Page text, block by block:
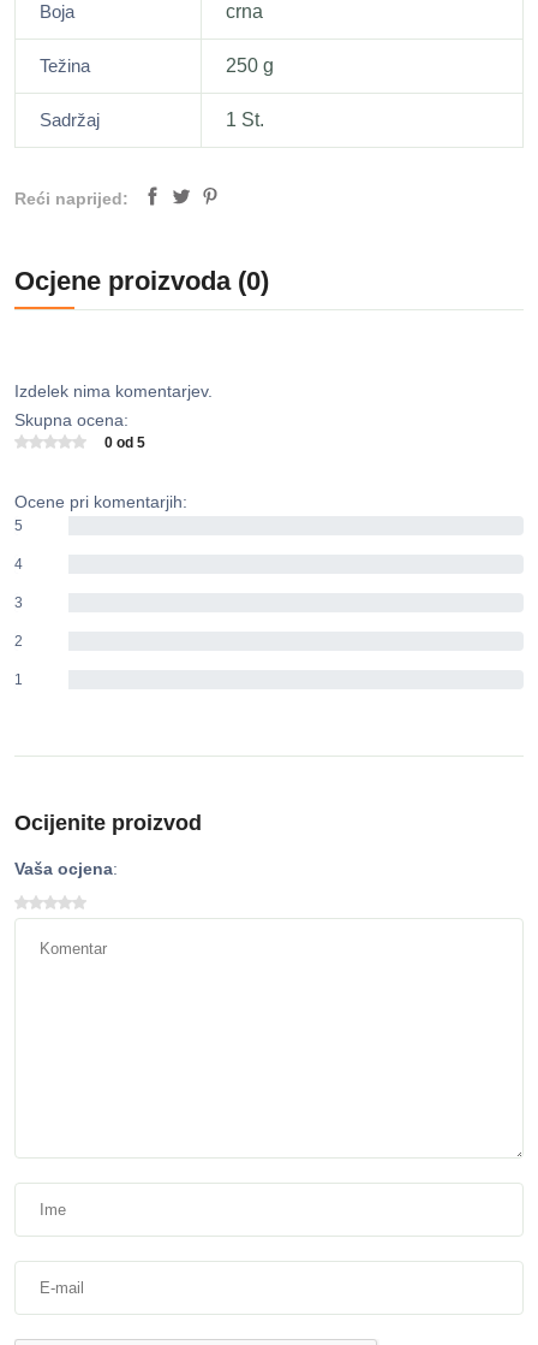
Boja crna
Težina 250 g
Sadržaj 1 St.
Reći naprijed:
Ocjene proizvoda (0)
Izdelek nima komentarjev.
Skupna ocena:
0 od 5
Ocene pri komentarjih:
5
4
3
2
1
Ocijenite proizvod
Vaša ocjena: